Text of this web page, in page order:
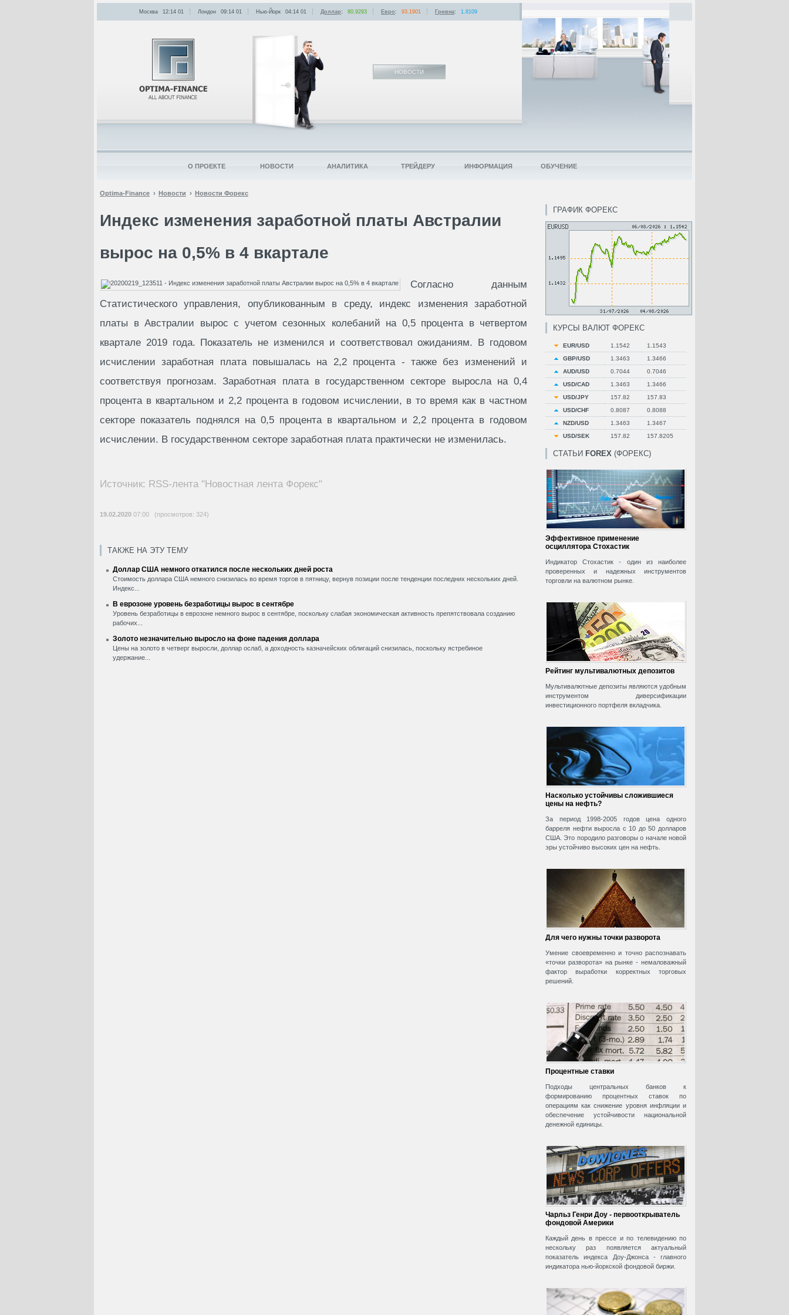
Optima-Finance Новости Новости Форекс
Индекс изменения заработной платы Австралии
вырос на 0,5% в 4 вкартале
Согласно данным
Статистического управления, опубликованным в среду, индекс изменения заработной
платы в Австралии вырос с учетом сезонных колебаний на 0,5 процента в четвертом
квартале 2019 года. Показатель не изменился и соответствовал ожиданиям. В годовом
исчислении заработная плата повышалась на 2,2 процента - также без изменений и
соответствуя прогнозам. Заработная плата в государственном секторе выросла на 0,4
процента в квартальном и 2,2 процента в годовом исчислении, в то время как в частном
секторе показатель поднялся на 0,5 процента в квартальном и 2,2 процента в годовом
исчислении. В государственном секторе заработная плата практически не изменилась.
Источник: RSS-лента "Новостная лента Форекс"
19.02.2020 07:00 (просмотров: 324)
ТАКЖЕ НА ЭТУ ТЕМУ
Доллар США немного откатился после нескольких дней роста
Стоимость доллара США немного снизилась во время торгов в пятницу, вернув позиции после тенденции последних нескольких дней.
Индекс...
В еврозоне уровень безработицы вырос в сентябре
Уровень безработицы в еврозоне немного вырос в сентябре, поскольку слабая экономическая активность препятствовала созданию
рабочих...
Золото незначительно выросло на фоне падения доллара
Цены на золото в четверг выросли, доллар ослаб, а доходность казначейских облигаций снизилась, поскольку ястребиное
удержание...
ГРАФИК ФОРЕКС
КУРСЫ ВАЛЮТ ФОРЕКС
EUR/USD 1.1542
1.1543
GBP/USD
1.3463
1.3466
AUD/USD
0.7044
0.7046
USD/CAD
1.3463
1.3466
USD/JPY
157.82
157.83
USD/CHF
0.8087
0.8088
NZD/USD
1.3463
1.3467
USD/SEK
157.82 157.8205
СТАТЬИ FOREX (ФОРЕКС)
Эффективное применение
осциллятора Стохастик
Индикатор Стохастик - один из наиболее
проверенных и надежных инструментов
торговли на валютном рынке.
Рейтинг мультивалютных депозитов
Мультивалютные депозиты являются удобным
инструментом диверсификации
инвестиционного портфеля вкладчика.
Насколько устойчивы сложившиеся
цены на нефть?
За период 1998-2005 годов цена одного
барреля нефти выросла с 10 до 50 долларов
США. Это породило разговоры о начале новой
эры устойчиво высоких цен на нефть.
Для чего нужны точки разворота
Умение своевременно и точно распознавать
«точки разворота» на рынке - немаловажный
фактор выработки корректных торговых
решений.
Процентные ставки
Подходы центральных банков к
формированию процентных ставок по
операциям как снижение уровня инфляции и
обеспечение устойчивости национальной
денежной единицы.
Чарльз Генри Доу - первооткрыватель
фондовой Америки
Каждый день в прессе и по телевидению по
нескольку раз появляется актуальный
показатель индекса Доу-Джонса - главного
индикатора нью-йоркской фондовой биржи.
НОВОСТИ
Москва 12:14 01 Лондон 09:14 01 Нью-Йорк 04:14 01 Доллар: 80.9293 Евро: 93.1901 Гривна: 1.8109
О ПРОЕКТЕ НОВОСТИ АНАЛИТИКА ТРЕЙДЕРУ ИНФОРМАЦИЯ ОБУЧЕНИЕ